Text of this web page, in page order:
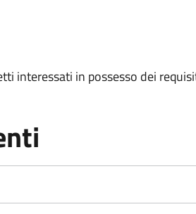
interessati in possesso dei